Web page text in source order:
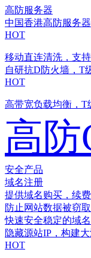
高防服务器
中国香港高防服务器
HOT
移动直连清洗，支
自研抗D防火墙，T
HOT
高带宽负载均衡，T
高防
安全产品
域名注册
提供域名购买，续
防止网站数据被窃
快速安全稳定的域
隐藏源站IP，构建
HOT